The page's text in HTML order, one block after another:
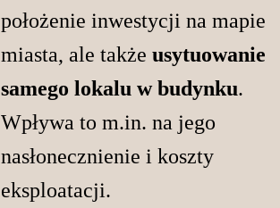
położenie inwestycji na mapie
miasta, ale także usytuowanie
samego lokalu w budynku.
Wpływa to m.in. na jego
nasłonecznienie i koszty
eksploatacji.